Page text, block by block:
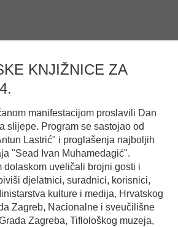
KNJIŽNICE ZA
manifestacijom proslavili Dan
slijepe. Program se sastojao od
Lastrić" i proglašenja najboljih
"Sead Ivan Muhamedagić".
dolaskom uveličali brojni gosti i
djelatnici, suradnici, korisnici,
kulture i medija, Hrvatskog
Zagreb, Nacionalne i sveučilišne
Zagreba, Tiflološkog muzeja,